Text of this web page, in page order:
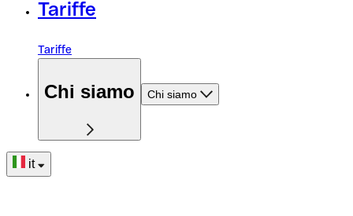
Tariffe
Tariffe
Chi siamo Chi siamo
it